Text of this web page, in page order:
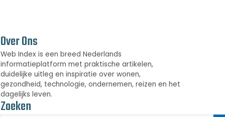
Over Ons
Web Index is een breed Nederlands
informatieplatform met praktische artikelen,
duidelijke uitleg en inspiratie over wonen,
gezondheid, technologie, ondernemen, reizen en het
dagelijks leven.
Zoeken